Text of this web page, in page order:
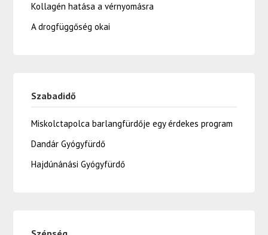
Kollagén hatása a vérnyomásra
A drogfüggőség okai
Szabadidő
Miskolctapolca barlangfürdője egy érdekes program
Dandár Gyógyfürdő
Hajdúnánási Gyógyfürdő